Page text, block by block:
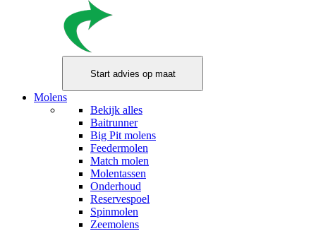
Molens
Bekijk alles
Baitrunner
Big Pit molens
Feedermolen
Match molen
Molentassen
Onderhoud
Reservespoel
Spinmolen
Zeemolens